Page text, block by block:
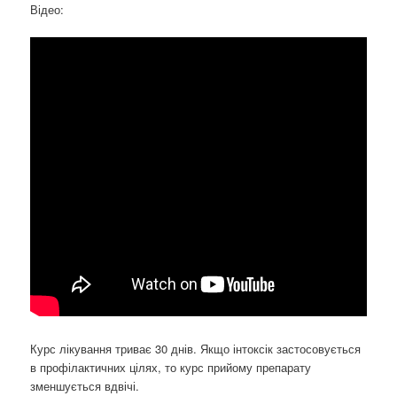
Відео:
Курс лікування триває 30 днів. Якщо інтоксік застосовується
в профілактичних цілях, то курс прийому препарату
зменшується вдвічі.